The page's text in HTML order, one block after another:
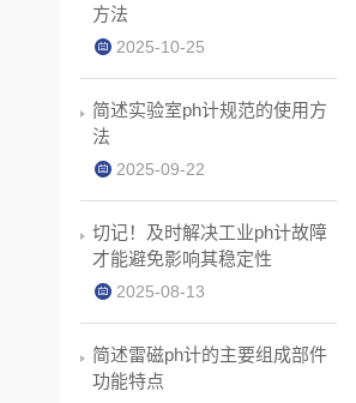
方法
2025-10-25
简述实验室ph计规范的使用方
法
2025-09-22
切记！及时解决工业ph计故障
才能避免影响其稳定性
2025-08-13
简述雷磁ph计的主要组成部件
功能特点